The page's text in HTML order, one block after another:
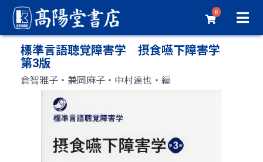
0
標準言語聴覚障害学 摂食嚥下障害学
第3版
倉智雅子・兼岡麻子・中村達也・編